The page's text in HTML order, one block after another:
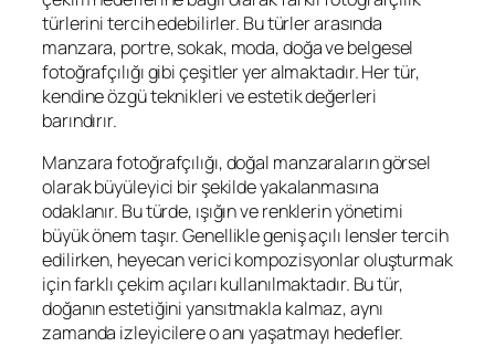
türlerini tercih edebilirler. Bu türler arasında
manzara, portre, sokak, moda, doğa ve belgesel
fotoğrafçılığı gibi çeşitler yer almaktadır. Her tür,
kendine özgü teknikleri ve estetik değerleri
barındırır.
Manzara fotoğrafçılığı, doğal manzaraların görsel
olarak büyüleyici bir şekilde yakalanmasına
odaklanır. Bu türde, ışığın ve renklerin yönetimi
büyük önem taşır. Genellikle geniş açılı lensler tercih
edilirken, heyecan verici kompozisyonlar oluşturmak
için farklı çekim açıları kullanılmaktadır. Bu tür,
doğanın estetiğini yansıtmakla kalmaz, aynı
zamanda izleyicilere o anı yaşatmayı hedefler.